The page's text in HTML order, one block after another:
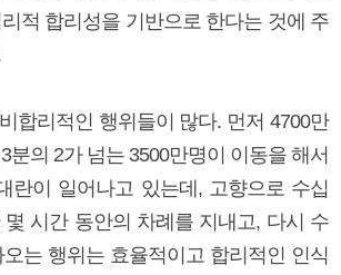
적 합리성을 기반으로 한다는 것에 주
합리적인 행위들이 많다. 먼저 4700만
분의 2가 넘는 3500만명이 이동을 해서
란이 일어나고 있는데, 고향으로 수십
시간 동안의 차례를 지내고, 다시 수
는 행위는 효율적이고 합리적인 인식